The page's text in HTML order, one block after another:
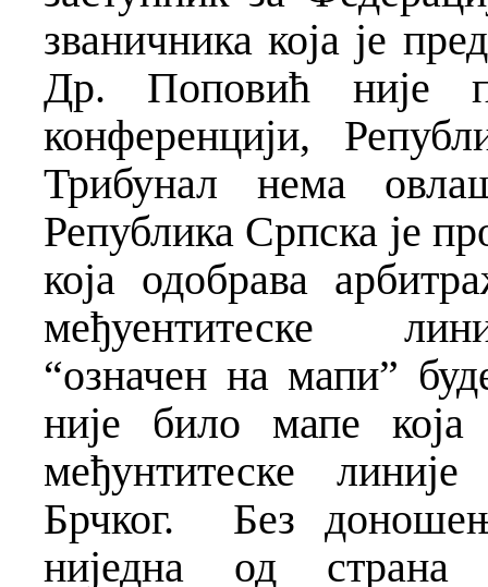
званичника која је
Др. Поповић није
конференцији,
Трибунал нема
Република Српска је
која одобрава
међуентитеске
“означен на мапи”
није било мапе која
међунтитеске
Брчког.
Без
ниједна од страна